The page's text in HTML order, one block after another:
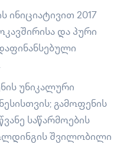
ინიციატივით 2017
და პური
უნიკალური
გამოფენის
საწარმოების
შვილობილი